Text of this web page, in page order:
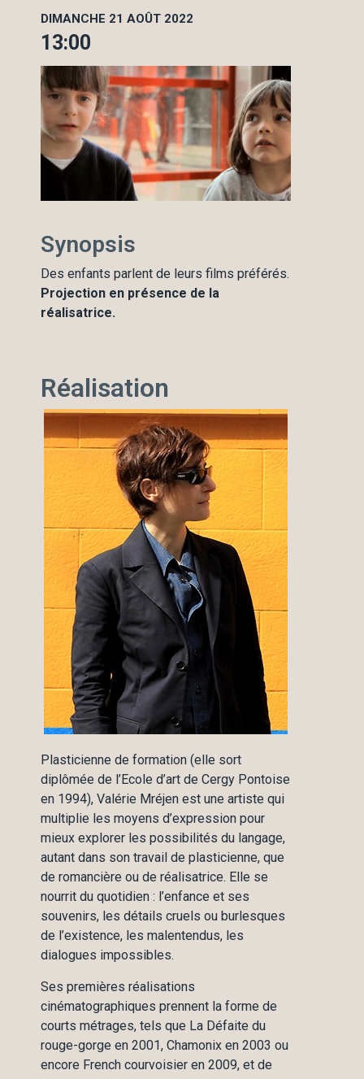
DIMANCHE 21 AOÛT 2022
13:00
Synopsis
Des enfants parlent de leurs films préférés.
Projection en présence de la
réalisatrice.
Réalisation
Plasticienne de formation (elle sort
diplômée de l’Ecole d’art de Cergy Pontoise
en 1994), Valérie Mréjen est une artiste qui
multiplie les moyens d’expression pour
mieux explorer les possibilités du langage,
autant dans son travail de plasticienne, que
de romancière ou de réalisatrice. Elle se
nourrit du quotidien : l’enfance et ses
souvenirs, les détails cruels ou burlesques
de l’existence, les malentendus, les
dialogues impossibles.
Ses premières réalisations
cinématographiques prennent la forme de
courts métrages, tels que La Défaite du
rouge-gorge en 2001, Chamonix en 2003 ou
encore French courvoisier en 2009, et de